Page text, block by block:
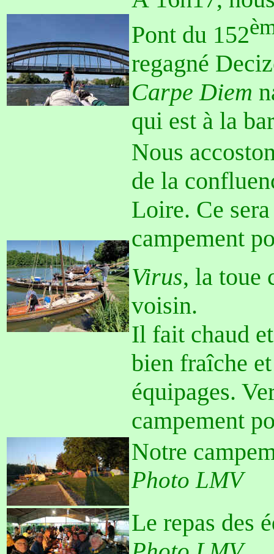
Pont du 152
regagné
Carpe Diem
qui est à la
Nous
de la
Loire. Ce
campement
Virus, la toue
voisin.
Il fait chaud
bien fraîche
équipages.
campement
Notre
Photo LMV
Le repas des